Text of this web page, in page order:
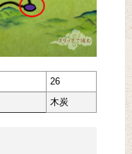
26
木炭